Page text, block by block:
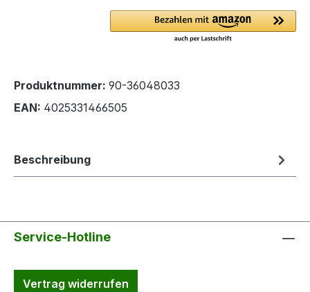
Produktnummer: 90-36048033
EAN: 4025331466505
Beschreibung
Service-Hotline
Vertrag widerrufen